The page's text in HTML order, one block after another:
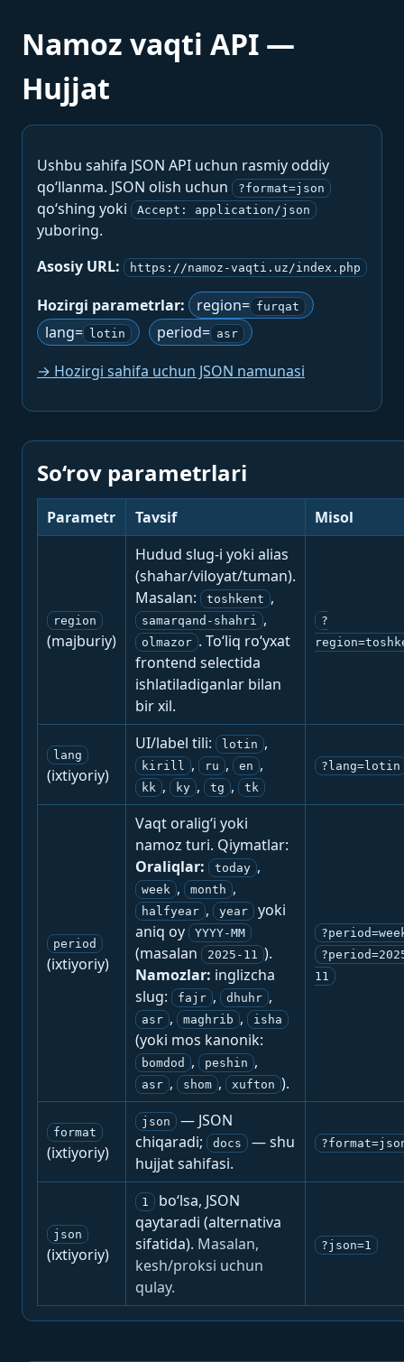
Namoz vaqti API —
Hujjat
Ushbu sahifa JSON API uchun rasmiy oddiy
qo‘llanma. JSON olish uchun
?format=json
qo‘shing yoki Accept: application/json
yuboring.
Asosiy URL:
https://namoz-vaqti.uz/index.php
Hozirgi parametrlar: region= furqat
lang= lotin period= asr
→ Hozirgi sahifa uchun JSON namunasi
So‘rov parametrlari
Parametr Tavsif Misol
region
(majburiy)
Hudud slug-i yoki alias
(shahar/viloyat/tuman).
Masalan:
toshkent ,
samarqand-shahri ,
olmazor . To‘liq ro‘yxat
frontend selectida
ishlatiladiganlar bilan
bir xil.
?
lang
(ixtiyoriy)
UI/label tili: lotin ,
kirill , ru , en ,
kk , ky , tg , tk
?lang=lotin
period
(ixtiyoriy)
Vaqt oralig‘i yoki
namoz turi. Qiymatlar:
Oraliqlar:
today ,
week , month ,
halfyear , year
yoki
aniq oy
YYYY-MM
(masalan 2025-11 ).
Namozlar: inglizcha
slug:
fajr , dhuhr ,
asr , maghrib , isha
(yoki mos kanonik:
bomdod , peshin ,
asr , shom , xufton ).
11
format
(ixtiyoriy)
json
— JSON
chiqaradi;
docs
— shu
hujjat sahifasi.
json
(ixtiyoriy)
1
bo‘lsa, JSON
qaytaradi (alternativa
sifatida). Masalan,
kesh/proksi uchun
qulay.
?json=1